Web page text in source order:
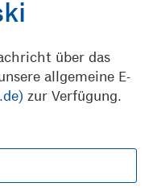
über das
allgemeine E-
zur Verfügung.